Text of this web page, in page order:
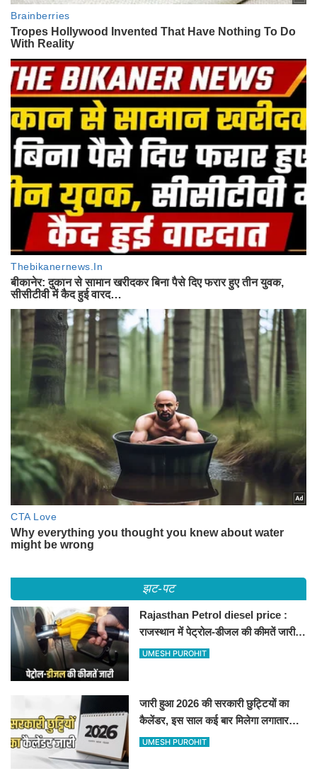
झट-पट
Rajasthan Petrol diesel price :
राजस्थान में पेट्रोल-डीजल की कीमतें जारी,
जानिए बीकानेर समेत पुरे प्रदेश में नए रेट
UMESH PUROHIT
जारी हुआ 2026 की सरकारी छुट्टियों का
कैलेंडर, इस साल कई बार मिलेगा लगातार
अवकाश, देखें
UMESH PUROHIT